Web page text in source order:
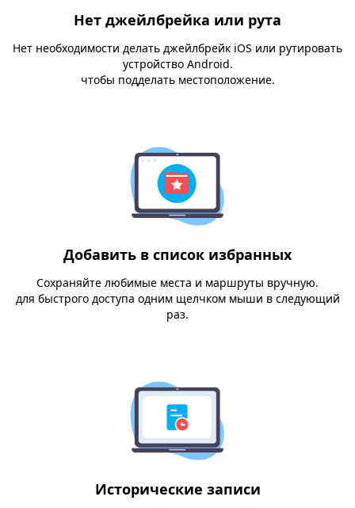
Нет джейлбрейка или рута
Нет необходимости делать джейлбрейк iOS или рутировать
устройство Android.
чтобы подделать местоположение.
Добавить в список избранных
Сохраняйте любимые места и маршруты вручную.
для быстрого доступа одним щелчком мыши в следующий
раз.
Исторические записи